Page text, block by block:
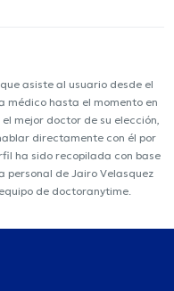
asiste al usuario desde el
médico hasta el momento en
mejor doctor de su elección,
directamente con él por
ha sido recopilada con base
personal de Jairo Velasquez
de doctoranytime.